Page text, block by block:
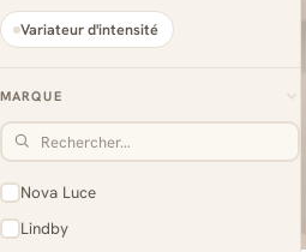
Variateur d'intensité
MARQUE
Nova Luce
Lindby